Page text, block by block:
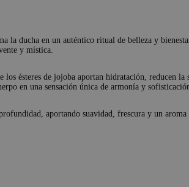
ducha en un auténtico ritual de belleza y
y mística.
ésteres de jojoba aportan hidratación, reducen la
en una sensación única de armonía y
aportando suavidad, frescura y un